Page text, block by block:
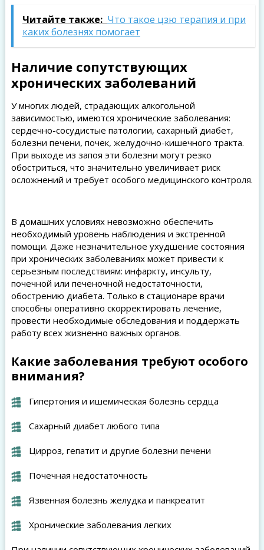
Читайте также: Что такое цзю терапия и при
каких болезнях помогает
Наличие сопутствующих
хронических заболеваний
У многих людей, страдающих алкогольной
зависимостью, имеются хронические заболевания:
сердечно-сосудистые патологии, сахарный диабет,
болезни печени, почек, желудочно-кишечного тракта.
При выходе из запоя эти болезни могут резко
обостриться, что значительно увеличивает риск
осложнений и требует особого медицинского контроля.
В домашних условиях невозможно обеспечить
необходимый уровень наблюдения и экстренной
помощи. Даже незначительное ухудшение состояния
при хронических заболеваниях может привести к
серьезным последствиям: инфаркту, инсульту,
почечной или печеночной недостаточности,
обострению диабета. Только в стационаре врачи
способны оперативно скорректировать лечение,
провести необходимые обследования и поддержать
работу всех жизненно важных органов.
Какие заболевания требуют особого
внимания?
Гипертония и ишемическая болезнь сердца
Сахарный диабет любого типа
Цирроз, гепатит и другие болезни печени
Почечная недостаточность
Язвенная болезнь желудка и панкреатит
Хронические заболевания легких